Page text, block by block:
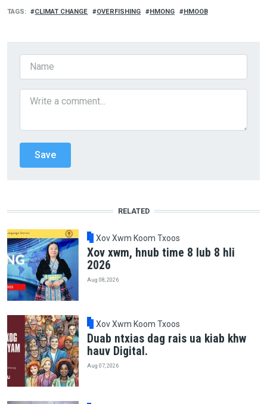
TAGS CLIMAT CHANGE OVERFISHING HMONG HMOOB
RELATED
Xov Xwm Koom Txoos
Xov xwm, hnub time 8 lub 8 hli
2026
Aug 08, 2026
Xov Xwm Koom Txoos
Duab ntxias dag rais ua kiab khw
hauv Digital.
Aug 07, 2026